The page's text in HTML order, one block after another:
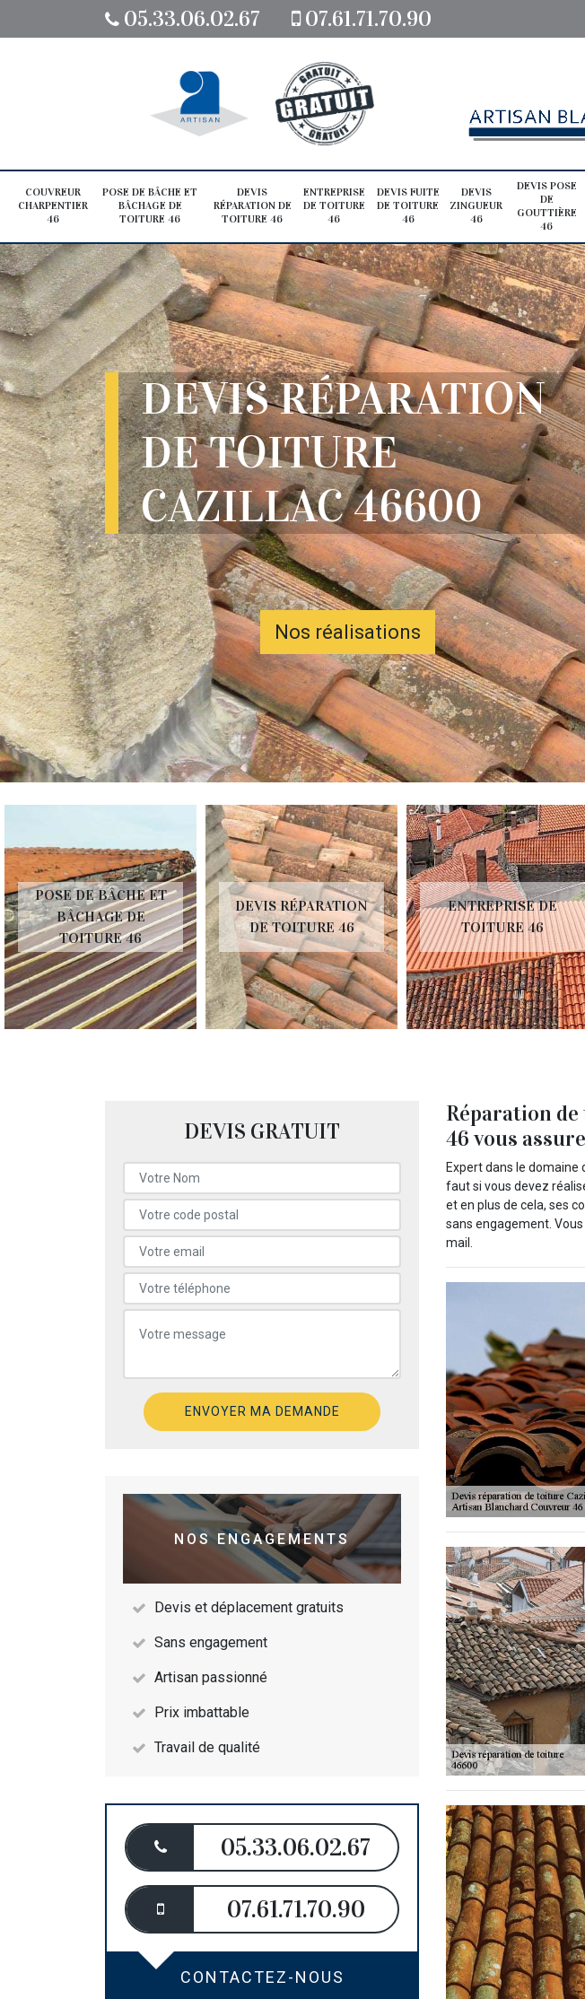
05.33.06.02.67 07.61.71.70.90
COUVREUR
CHARPENTIER
46
POSE DE BÂCHE ET
BÂCHAGE DE
TOITURE 46
DEVIS
RÉPARATION DE
TOITURE 46
ENTREPRISE
DE TOITURE
46
DEVIS FUITE
DE TOITURE
46
DEVIS
ZINGUEUR
46
DEVIS POSE
DE
GOUTTIÈRE
46
DEVIS RÉPARATION
DE TOITURE
CAZILLAC 46600
Nos réalisations
POSE DE BÂCHE ET
BÂCHAGE DE
TOITURE 46
DEVIS RÉPARATION
DE TOITURE 46
ENTREPRISE DE
TOITURE 46
DEVIS GRATUIT
NOS ENGAGEMENTS
Devis et déplacement gratuits
Sans engagement
Artisan passionné
Prix imbattable
Travail de qualité
05.33.06.02.67
07.61.71.70.90
CONTACTEZ-NOUS
Réparation
46 vous
Expert dans le domaine
faut si vous devez
et en plus de cela, ses
sans engagement.
mail.